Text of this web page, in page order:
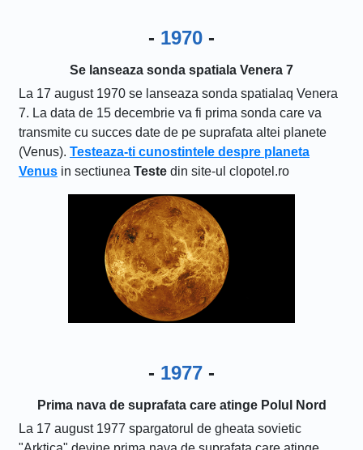
- 1970 -
Se lanseaza sonda spatiala Venera 7
La 17 august 1970 se lanseaza sonda spatialaq Venera
7. La data de 15 decembrie va fi prima sonda care va
transmite cu succes date de pe suprafata altei planete
(Venus). Testeaza-ti cunostintele despre planeta
Venus in sectiunea Teste din site-ul clopotel.ro
- 1977 -
Prima nava de suprafata care atinge Polul Nord
La 17 august 1977 spargatorul de gheata sovietic